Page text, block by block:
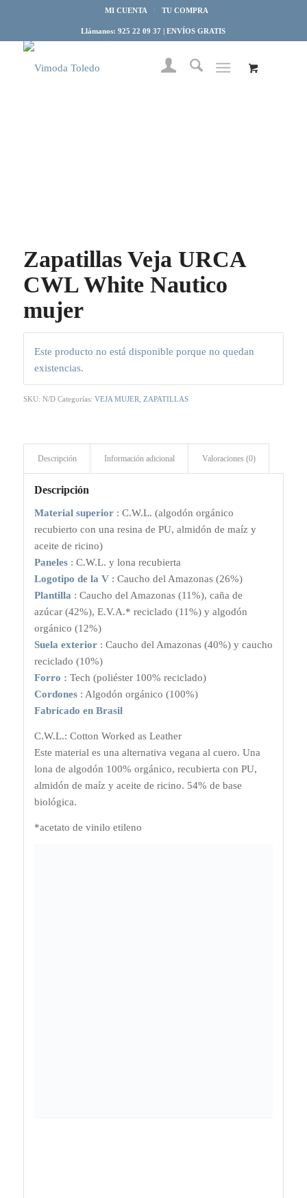
MI CUENTA TU COMPRA
Llámanos: 925 22 09 37 | ENVÍOS GRATIS
Zapatillas Veja URCA
CWL White Nautico
mujer
Este producto no está disponible porque no quedan
existencias.
SKU: N/D Categorías: VEJA MUJER ZAPATILLAS
Descripción Información adicional Valoraciones (0)
Descripción
Material superior: C.W.L. (algodón orgánico
recubierto con una resina de PU, almidón de maíz y
aceite de ricino)
Paneles: C.W.L. y lona recubierta
Logotipo de la V: Caucho del Amazonas (26%)
Plantilla : Caucho del Amazonas (11%), caña de
azúcar (42%), E.V.A.* reciclado (11%) y algodón
orgánico (12%)
Suela exterior: Caucho del Amazonas (40%) y caucho
reciclado (10%)
Forro : Tech (poliéster 100% reciclado)
Cordones: Algodón orgánico (100%)
Fabricado en Brasil
C.W.L.: Cotton Worked as Leather
Este material es una alternativa vegana al cuero. Una
lona de algodón 100% orgánico, recubierta con PU,
almidón de maíz y aceite de ricino. 54% de base
biológica.
*acetato de vinilo etileno